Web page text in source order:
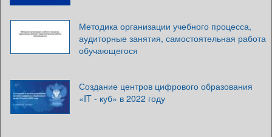
Методика организации учебного процесса,
аудиторные занятия, самостоятельная работа
обучающегося
Создание центров цифрового образования
«IT - куб» в 2022 году